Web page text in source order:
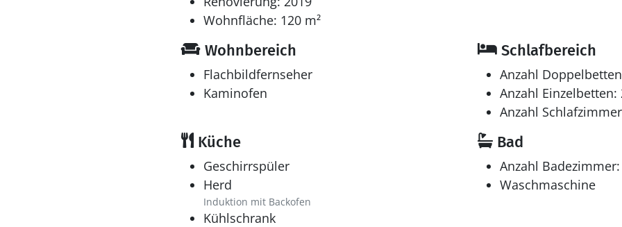
Wohnfläche: 120 m²
Wohnbereich
Flachbildfernseher
Kaminofen
Schlafbereich
Anzahl
Anzahl Einzelbetten:
Anzahl
Küche
Geschirrspüler
Herd
Induktion mit Backofen
Kühlschrank
Bad
Anzahl
Waschmaschine